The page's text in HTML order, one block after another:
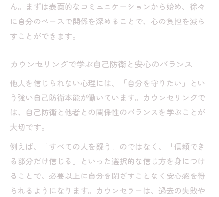
ん。まずは表面的なコミュニケーションから始め、徐々
に自分のペースで関係を深めることで、心の負担を減ら
すことができます。
カウンセリングで学ぶ自己防衛と安心のバランス
他人を信じられない心理には、「自分を守りたい」とい
う強い自己防衛本能が働いています。カウンセリングで
は、自己防衛と他者との関係性のバランスを学ぶことが
大切です。
例えば、「すべての人を疑う」のではなく、「信頼でき
る部分だけ信じる」といった選択的な信じ方を身につけ
ることで、必要以上に自分を閉ざすことなく安心感を得
られるようになります。カウンセラーは、過去の失敗や